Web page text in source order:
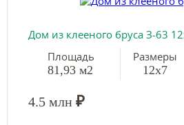
Дом из клееного бруса З-63
Площадь
81,93 м2
Размеры
12х7
4.5 млн ₽